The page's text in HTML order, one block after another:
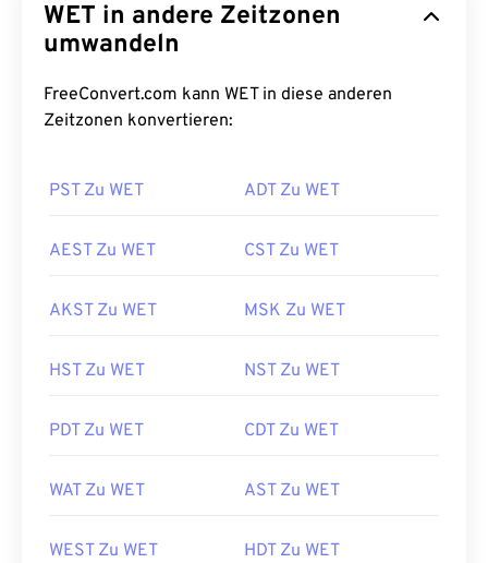
WET in andere Zeitzonen
umwandeln
FreeConvert.com kann WET in diese anderen
Zeitzonen konvertieren:
PST Zu WET ADT Zu WET
AEST Zu WET CST Zu WET
AKST Zu WET MSK Zu WET
HST Zu WET NST Zu WET
PDT Zu WET CDT Zu WET
WAT Zu WET AST Zu WET
WEST Zu WET HDT Zu WET